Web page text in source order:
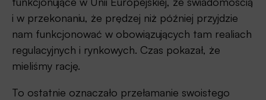
i w przekonaniu, że prędzej niż później przyjdzie
nam funkcjonować w obowiązujących tam realiach
regulacyjnych i rynkowych. Czas pokazał, że
mieliśmy rację.
To ostatnie oznaczało przełamanie swoistego